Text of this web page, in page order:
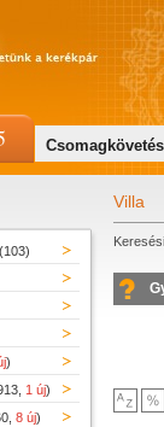
(103)
)
1 új)
8 új)
Villa
Csomagkövetés